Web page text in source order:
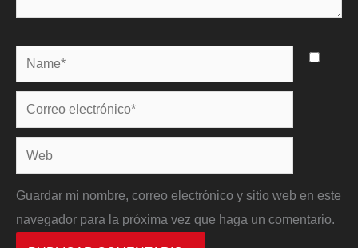
Name*
Correo
electrónico*
Web
Guardar mi nombre, correo electrónico y sitio web en este
navegador para la próxima vez que haga un comentario.